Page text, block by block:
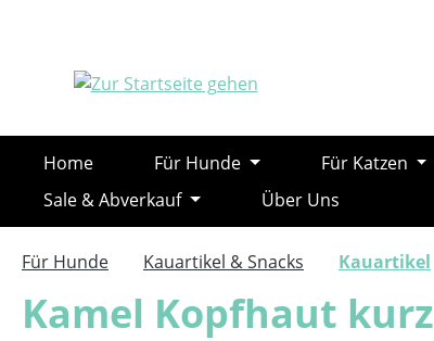
Home Für Hunde Für Katzen
Sale & Abverkauf
Über Uns
Für Hunde Kauartikel & Snacks Kauartikel
Kamel Kopfhaut kurz